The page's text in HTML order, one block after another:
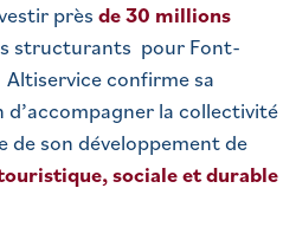
près de 30 millions
structurants pour Font-
confirme sa
la collectivité
de son développement de
sociale et durable